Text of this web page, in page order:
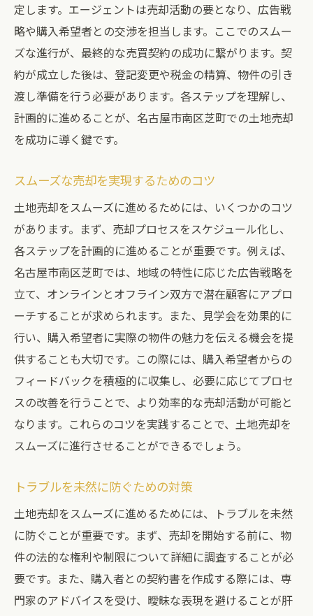
定します。エージェントは売却活動の要となり、広告戦
略や購入希望者との交渉を担当します。ここでのスムー
ズな進行が、最終的な売買契約の成功に繋がります。契
約が成立した後は、登記変更や税金の精算、物件の引き
渡し準備を行う必要があります。各ステップを理解し、
計画的に進めることが、名古屋市南区芝町での土地売却
を成功に導く鍵です。
スムーズな売却を実現するためのコツ
土地売却をスムーズに進めるためには、いくつかのコツ
があります。まず、売却プロセスをスケジュール化し、
各ステップを計画的に進めることが重要です。例えば、
名古屋市南区芝町では、地域の特性に応じた広告戦略を
立て、オンラインとオフライン双方で潜在顧客にアプロ
ーチすることが求められます。また、見学会を効果的に
行い、購入希望者に実際の物件の魅力を伝える機会を提
供することも大切です。この際には、購入希望者からの
フィードバックを積極的に収集し、必要に応じてプロセ
スの改善を行うことで、より効率的な売却活動が可能と
なります。これらのコツを実践することで、土地売却を
スムーズに進行させることができるでしょう。
トラブルを未然に防ぐための対策
土地売却をスムーズに進めるためには、トラブルを未然
に防ぐことが重要です。まず、売却を開始する前に、物
件の法的な権利や制限について詳細に調査することが必
要です。また、購入者との契約書を作成する際には、専
門家のアドバイスを受け、曖昧な表現を避けることが肝